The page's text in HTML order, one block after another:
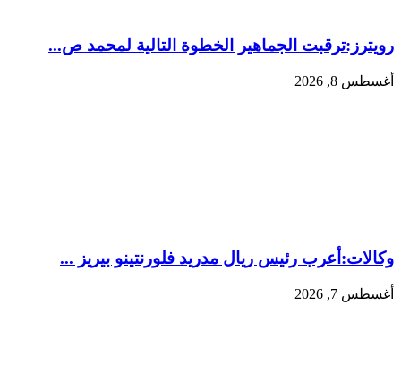
رويترز:‏ترقبت الجماهير الخطوة التالية لمحمد ص...
أغسطس 8, 2026
وكالات:‏أعرب رئيس ريال مدريد فلورنتينو بيريز ...
أغسطس 7, 2026